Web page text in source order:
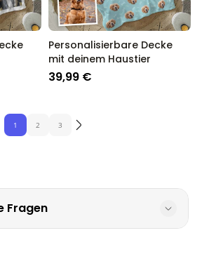
Personalisierbare Decke
mit deinem Haustier
39,99 €
1 2 3
Fragen